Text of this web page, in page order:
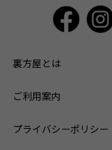
裏方屋とは
ご利用案内
プライバシーポリシー